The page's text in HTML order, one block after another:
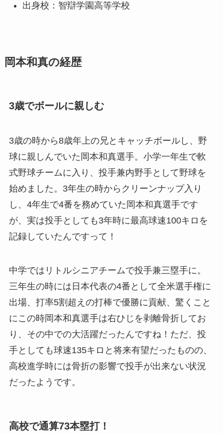
出身校：智辯学園高等学校
岡本和真の経歴
3歳でボールに親しむ
3歳の時から8歳年上の兄とキャッチボールし、野
球に親しんでいた岡本和真選手。小学一年生で軟
式野球チームに入り、投手兼内野手として野球を
始めました。3年生の時からクリーンナップ入り
し、4年生で4番を務めていた岡本和真選手です
が、実は投手としても3年時に最高球速100キロを
記録していたんですって！
中学ではリトルシニアチームで投手兼三塁手に。
三年生の時には日本代表の4番として全米選手権に
出場、打率5割超えの打棒で優勝に貢献、驚くこと
にこの時岡本和真選手は右ひじを剥離骨折してお
り、その中での大活躍だったんですね！ただ、投
手としても球速135キロと将来有望だったものの、
高校進学時には骨折の影響で投手が出来ない状況
だったようです。
高校で通算73本塁打！